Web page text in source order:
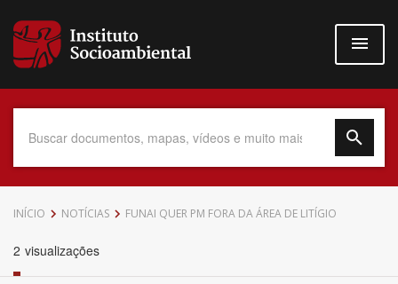
para
conteúdo
Data do Documento
INÍCIO NOTÍCIAS FUNAI QUER PM FORA DA ÁREA DE LITÍGIO
2 visualizações